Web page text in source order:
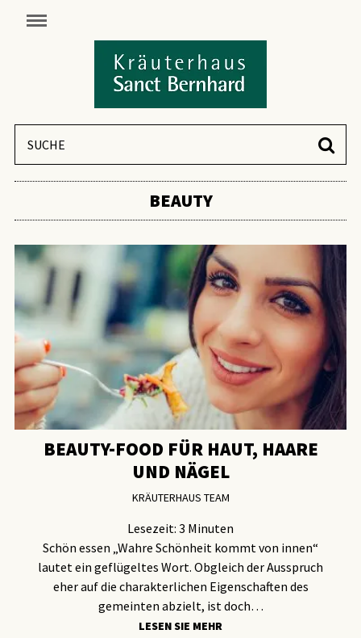
BEAUTY
BEAUTY-FOOD FÜR HAUT, HAARE
UND NÄGEL
KRÄUTERHAUS TEAM
Lesezeit: 3 Minuten
Schön essen „Wahre Schönheit kommt von innen“
lautet ein geflügeltes Wort. Obgleich der Ausspruch
eher auf die charakterlichen Eigenschaften des
gemeinten abzielt, ist doch…
LESEN SIE MEHR